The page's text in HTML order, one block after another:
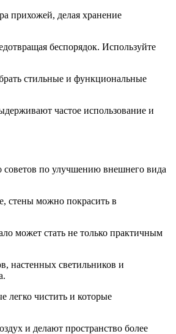
прихожей, делая хранение
беспорядок. Используйте
стильные и функциональные
частое использование и
советов по улучшению внешнего вида
стены можно покрасить в
может стать не только практичным
настенных светильников и
легко чистить и которые
и делают пространство более